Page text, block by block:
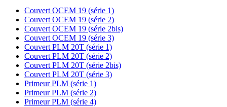
Couvert OCEM 19 (série 1)
Couvert OCEM 19 (série 2)
Couvert OCEM 19 (série 2bis)
Couvert OCEM 19 (série 3)
Couvert PLM 20T (série 1)
Couvert PLM 20T (série 2)
Couvert PLM 20T (série 2bis)
Couvert PLM 20T (série 3)
Primeur PLM (série 1)
Primeur PLM (série 2)
Primeur PLM (série 4)